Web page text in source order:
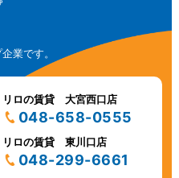
業です。
リロの賃貸 大宮西口店
048-658-0555
リロの賃貸 東川口店
048-299-6661